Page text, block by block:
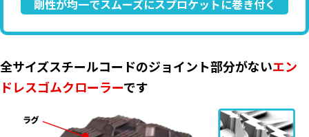
剛性が均一でスムーズにスプロケットに巻き付く
全サイズスチールコードのジョイント部分がないエン
ドレスゴムクローラーです